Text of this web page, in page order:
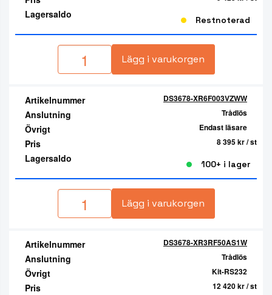
Lagersaldo Restnoterad
Lägg i varukorgen
Artikelnummer DS3678-XR6F003VZWW
Anslutning Trådlös
Övrigt Endast läsare
Pris 8 395 kr/ st
Lagersaldo 100+ i lager
Lägg i varukorgen
Artikelnummer DS3678-XR3RF50AS1W
Anslutning Trådlös
Övrigt Kit-RS232
Pris 12 420 kr/ st